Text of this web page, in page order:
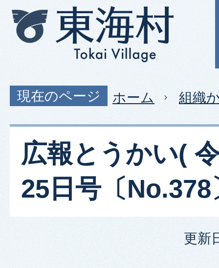
現在のページ ホーム 組織
広報とうかい(
25日号〔No.378
更新